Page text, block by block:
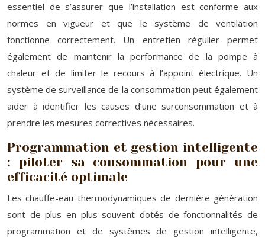
essentiel de s’assurer que l’installation est conforme aux
normes en vigueur et que le système de ventilation
fonctionne correctement. Un entretien régulier permet
également de maintenir la performance de la pompe à
chaleur et de limiter le recours à l’appoint électrique. Un
système de surveillance de la consommation peut également
aider à identifier les causes d’une surconsommation et à
prendre les mesures correctives nécessaires.
Programmation et gestion intelligente
: piloter sa consommation pour une
efficacité optimale
Les chauffe-eau thermodynamiques de dernière génération
sont de plus en plus souvent dotés de fonctionnalités de
programmation et de systèmes de gestion intelligente,